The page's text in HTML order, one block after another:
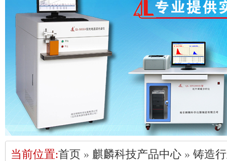
当前位置:首页 » 麒麟科技产品中心 » 铸造